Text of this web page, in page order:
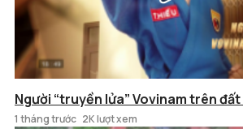
Người “truyền lửa” Vovinam trên đất
1 tháng trước 2K lượt xem